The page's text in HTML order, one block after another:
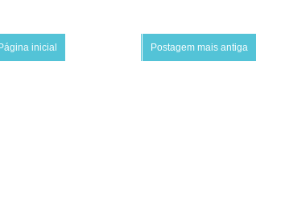
Postagem mais antiga
Página inicial